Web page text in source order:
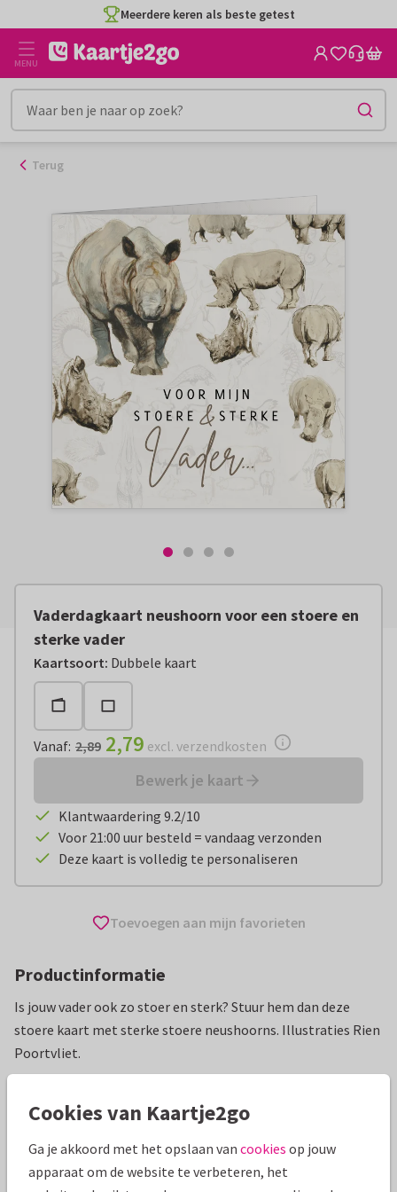
naar
inhoud
Meerdere keren als beste getest
MENU
Terug
Vaderdagkaart neushoorn voor een stoere en
sterke vader
Kaartsoort: Dubbele kaart
Vanaf:€ 2,79 excl. verzendkosten
Vanaf: 2,89 2,79 excl. verzendkosten
Bewerk je kaart
Klantwaardering 9.2/10
Voor 21:00 uur besteld = vandaag verzonden
Deze kaart is volledig te personaliseren
Toevoegen aan mijn favorieten
Productinformatie
Is jouw vader ook zo stoer en sterk? Stuur hem dan deze
stoere kaart met sterke stoere neushoorns. Illustraties Rien
Poortvliet.
Vaderdag kaarten Rien Poortvliet
Cookies van Kaartje2go
Ga je akkoord met het opslaan van cookies op jouw
apparaat om de website te verbeteren, het